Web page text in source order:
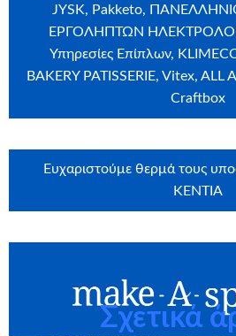
JYSK, Pakketo,
ΕΡΓΟΛΗΠΤΩΝ
Υπηρεσίες Επίπλων,
BAKERY PATISSERIE, Vitex, ALL
Craftbox
Ευχαριστούμε θερμά τους
KENTIA
Σχετικά